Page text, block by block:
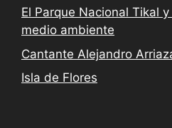
El Parque Nacional Tikal
medio ambiente
Cantante Alejandro
Isla de Flores